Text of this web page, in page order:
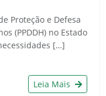
Proteção e Defesa
(PPDDH) no Estado
[…]
Leia Mais